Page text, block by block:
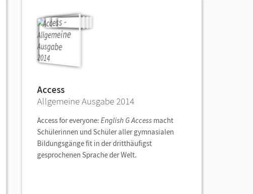
Access
Allgemeine Ausgabe 2014
Access for everyone: English G Access macht
Schülerinnen und Schüler aller gymnasialen
Bildungsgänge fit in der dritthäufigst
gesprochenen Sprache der Welt.